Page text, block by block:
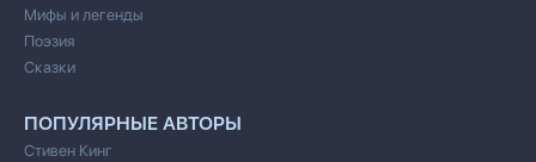
Мифы и легенды
Поэзия
Сказки
ПОПУЛЯРНЫЕ АВТОРЫ
Стивен Кинг